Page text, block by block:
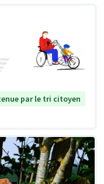
par le tri citoyen